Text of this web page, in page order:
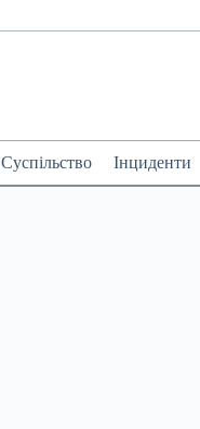
Суспільство Інциденти